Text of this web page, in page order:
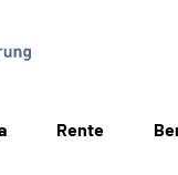
Rente